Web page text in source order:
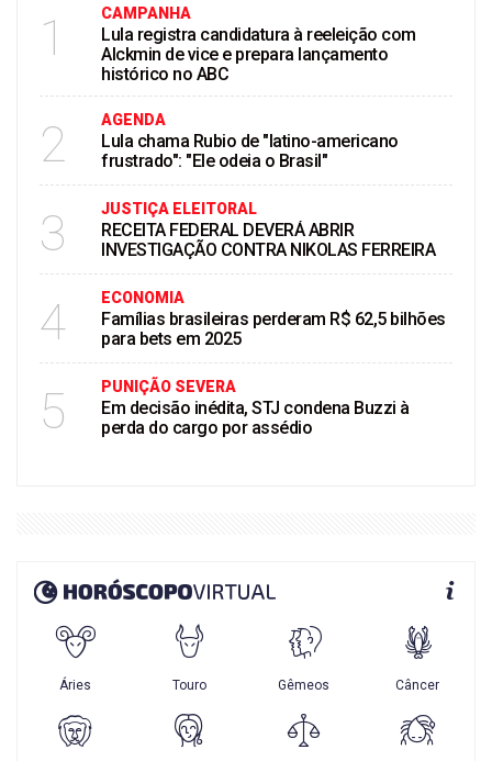
1 CAMPANHA
Lula registra candidatura à reeleição com
Alckmin de vice e prepara lançamento
histórico no ABC
2 AGENDA
Lula chama Rubio de "latino-americano
frustrado": "Ele odeia o Brasil"
3 JUSTIÇA ELEITORAL
RECEITA FEDERAL DEVERÁ ABRIR
INVESTIGAÇÃO CONTRA NIKOLAS FERREIRA
4 ECONOMIA
Famílias brasileiras perderam R$ 62,5 bilhões
para bets em 2025
5 PUNIÇÃO SEVERA
Em decisão inédita, STJ condena Buzzi à
perda do cargo por assédio